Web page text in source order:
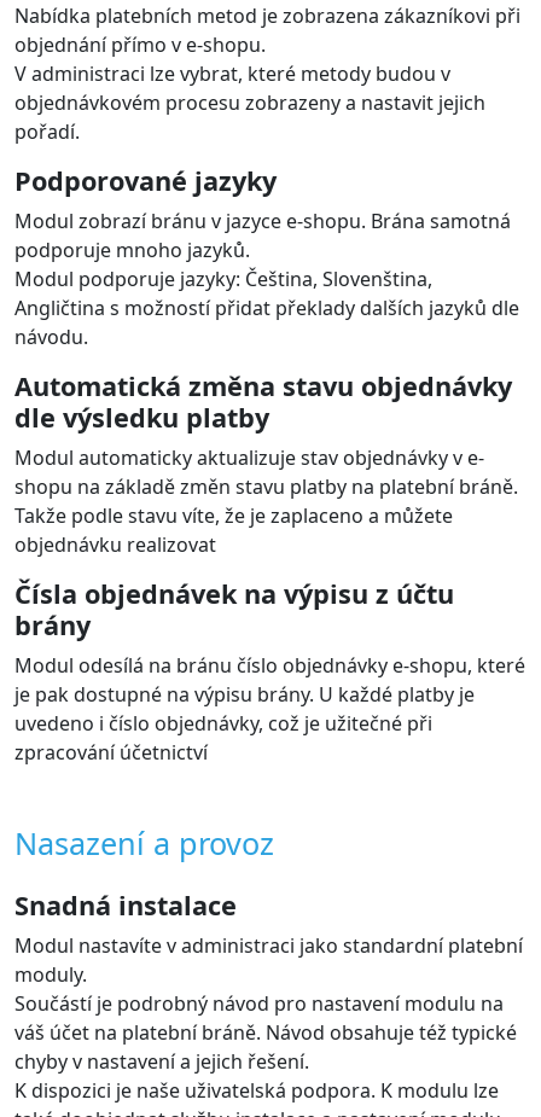
Nabídka platebních metod je zobrazena zákazníkovi při
objednání přímo v e-shopu.
V administraci lze vybrat, které metody budou v
objednávkovém procesu zobrazeny a nastavit jejich
pořadí.
Podporované jazyky
Modul zobrazí bránu v jazyce e-shopu. Brána samotná
podporuje mnoho jazyků.
Modul podporuje jazyky: Čeština, Slovenština,
Angličtina s možností přidat překlady dalších jazyků dle
návodu.
Automatická změna stavu objednávky
dle výsledku platby
Modul automaticky aktualizuje stav objednávky v e-
shopu na základě změn stavu platby na platební bráně.
Takže podle stavu víte, že je zaplaceno a můžete
objednávku realizovat
Čísla objednávek na výpisu z účtu
brány
Modul odesílá na bránu číslo objednávky e-shopu, které
je pak dostupné na výpisu brány. U každé platby je
uvedeno i číslo objednávky, což je užitečné při
zpracování účetnictví
Nasazení a provoz
Snadná instalace
Modul nastavíte v administraci jako standardní platební
moduly.
Součástí je podrobný návod pro nastavení modulu na
váš účet na platební bráně. Návod obsahuje též typické
chyby v nastavení a jejich řešení.
K dispozici je naše uživatelská podpora. K modulu lze